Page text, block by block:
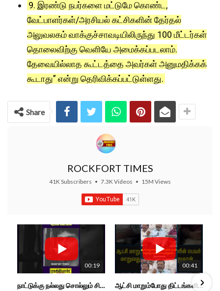
9. இரண்டு நபர்களை மட்டுமே கொண்ட,
வேட்பாளர்கள்/அரசியல் கட்சிகளின் தேர்தல்
அலுவலகம் வாக்குச்சாவடியிலிருந்து 100 மீட்டர்கள்
தொலைவிற்கு வெளியே அமைக்கப்படலாம்.
தேவையில்லாத கூட்டத்தை அவர்கள் அனுமதிக்கக்
கூடாது” என்று தெரிவிக்கப்பட்டுள்ளது.
Share
ROCKFORT TIMES
41K Subscribers • 7.3K Videos • 15M Views
00:19
நாட்டுக்கு நல்லது சொல்லும் சிறப்பான மேடைப்பேச்சு... #shorts #subscribe #video
00:41
ஆட்சி மாறும்போது திட்டங்களின் பெயர் மாறுவது வழக்கமான ஒன்று தான்... திருமாவளவன்